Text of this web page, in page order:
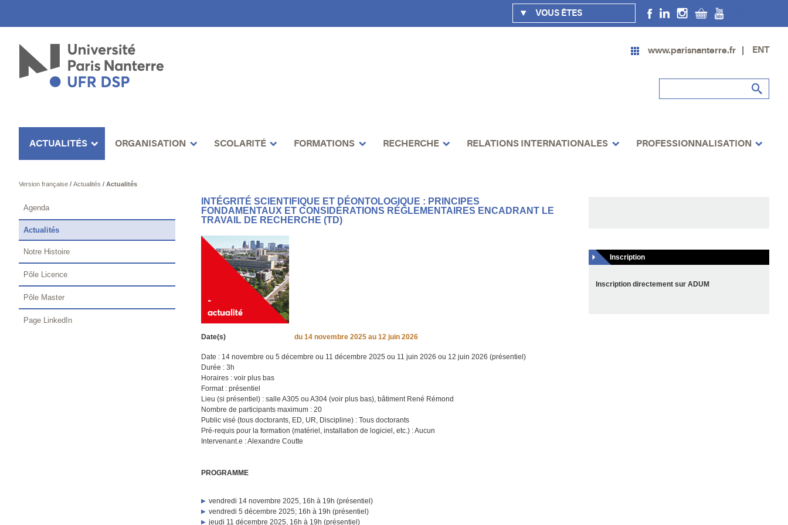
VOUS ÊTES
www.parisnanterre.fr ENT
ACTUALITÉS ORGANISATION SCOLARITÉ FORMATIONS RECHERCHE RELATIONS INTERNATIONALES PROFESSIONNALISATION
Version française/ Actualités/ Actualités
INTÉGRITÉ SCIENTIFIQUE ET DÉONTOLOGIQUE : PRINCIPES
FONDAMENTAUX ET CONSIDÉRATIONS RÉGLEMENTAIRES ENCADRANT LE
TRAVAIL DE RECHERCHE (TD)
Date(s) du 14 novembre 2025 au 12 juin 2026
Date : 14 novembre ou 5 décembre ou 11 décembre 2025 ou 11 juin 2026 ou 12 juin 2026 (présentiel)
Durée : 3h
Horaires : voir plus bas
Format : présentiel
Lieu (si présentiel) : salle A305 ou A304 (voir plus bas), bâtiment René Rémond
Nombre de participants maximum : 20
Public visé (tous doctorants, ED, UR, Discipline) : Tous doctorants
Pré-requis pour la formation (matériel, installation de logiciel, etc.) : Aucun
Intervenant.e : Alexandre Coutte
PROGRAMME
vendredi 14 novembre 2025, 16h à 19h (présentiel)
vendredi 5 décembre 2025; 16h à 19h (présentiel)
jeudi 11 décembre 2025, 16h à 19h (présentiel)
Inscription
Inscription directement sur ADUM
Agenda
Actualités
Notre Histoire
Pôle Licence
Pôle Master
Page LinkedIn